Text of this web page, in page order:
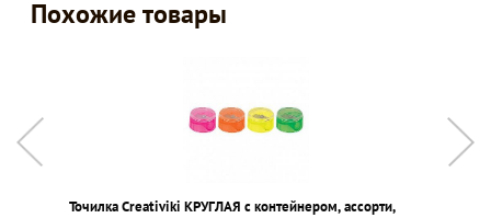
Похожие товары
Точилка Creativiki КРУГЛАЯ с контейнером, ассорти,